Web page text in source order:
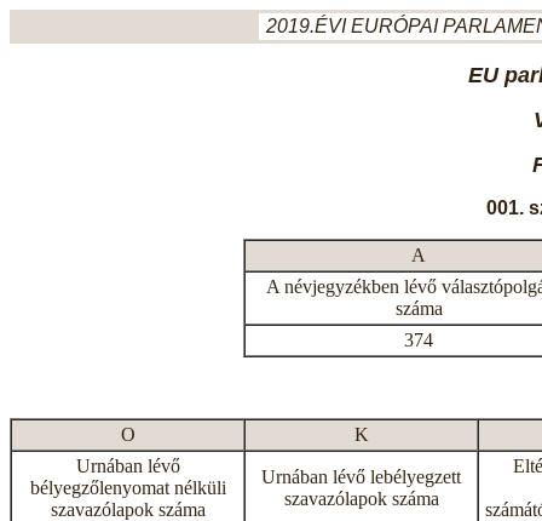
2019.ÉVI EURÓPAI
EU
001.
A
A névjegyzékben lévő
száma
374
O
K
Urnában lévő
bélyegzőlenyomat nélküli
szavazólapok száma
Urnában lévő lebélyegzett
szavazólapok száma